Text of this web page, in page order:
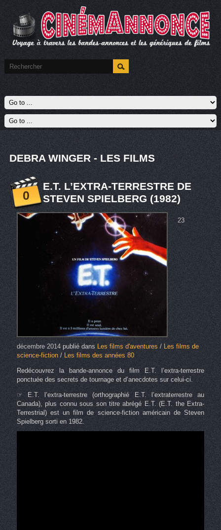
DEBRA WINGER - LES FILMS
0
E.T. L’EXTRA-TERRESTRE DE
STEVEN SPIELBERG (1982)
23
décembre 2014publié dans Les films d'aventures / Les films de
science-fiction/Les films des années 80
Redécouvrez la bande-annonce du film E.T. l’extra-terrestre
ponctuée des secrets de tournage et d’anecdotes sur celui-ci.
☞ E.T. l’extra-terrestre (orthographié E.T. l’extraterrestre au
Canada), plus connu sous son titre abrégé E.T. (E.T. the Extra-
Terrestrial) est un film de science-fiction américain de Steven
Spielberg sorti en 1982.